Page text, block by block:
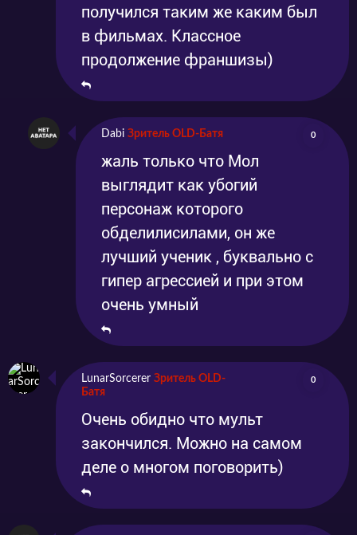
получился таким же каким был
в фильмах. Классное
продолжение франшизы)
Dabi Зритель OLD-Батя 0
жаль только что Мол
выглядит как убогий
персонаж которого
обделилисилами, он же
лучший ученик , буквально с
гипер агрессией и при этом
очень умный
LunarSorcerer Зритель OLD-
Батя
0
Очень обидно что мульт
закончился. Можно на самом
деле о многом поговорить)